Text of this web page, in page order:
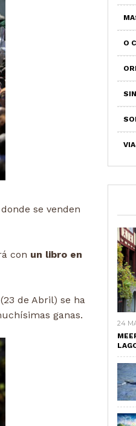
donde se venden
con un libro en
(23 de Abril) se ha
ganas.
O
24